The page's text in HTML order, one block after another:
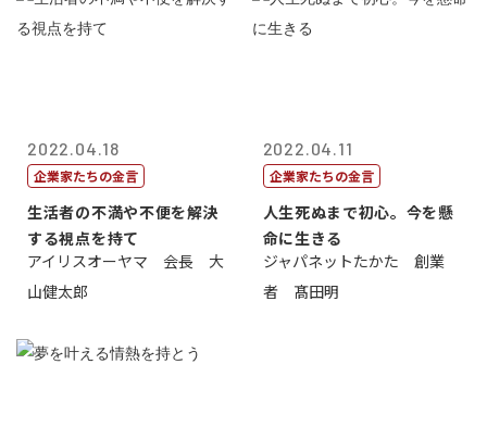
2022.04.18
企業家たちの金言
生活者の不満や不便を解決
する視点を持て
アイリスオーヤマ 会長 大
山健太郎
2022.04.11
企業家たちの金言
人生死ぬまで初心。今を懸
命に生きる
ジャパネットたかた 創業
者 髙田明